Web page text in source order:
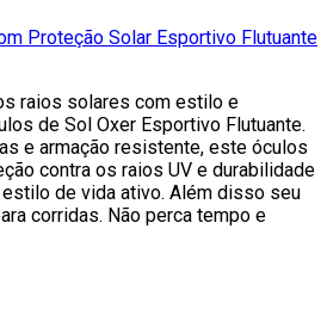
Proteção Solar Esportivo Flutuante
raios solares com estilo e
de Sol Oxer Esportivo Flutuante.
e armação resistente, este óculos
contra os raios UV e durabilidade
estilo de vida ativo. Além disso seu
corridas. Não perca tempo e